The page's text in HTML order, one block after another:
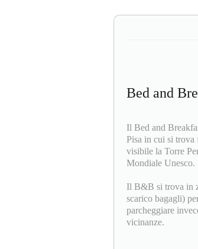
Bed and
Il Bed and
Pisa in cui si trova
visibile la Torre
Mondiale Unesco.
Il B&B si trova in
scarico bagagli)
parcheggiare
vicinanze.